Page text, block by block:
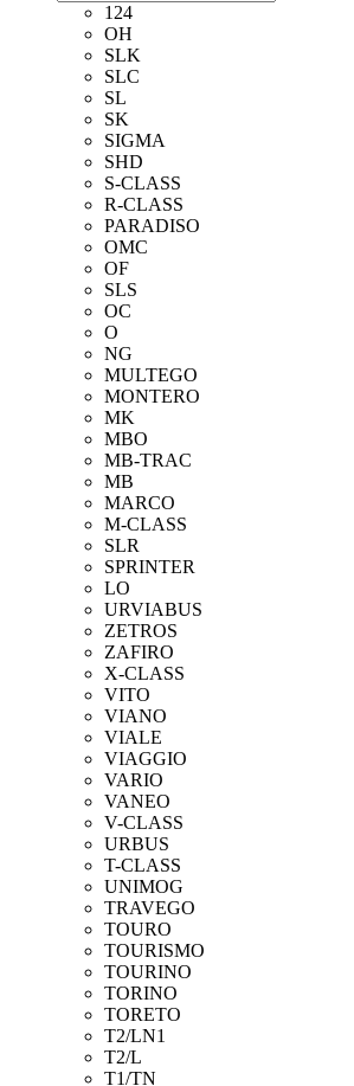
124
OH
SLK
SLC
SL
SK
SIGMA
SHD
S-CLASS
R-CLASS
PARADISO
OMC
OF
SLS
OC
O
NG
MULTEGO
MONTERO
MK
MBO
MB-TRAC
MB
MARCO
M-CLASS
SLR
SPRINTER
LO
URVIABUS
ZETROS
ZAFIRO
X-CLASS
VITO
VIANO
VIALE
VIAGGIO
VARIO
VANEO
V-CLASS
URBUS
T-CLASS
UNIMOG
TRAVEGO
TOURO
TOURISMO
TOURINO
TORINO
TORETO
T2/LN1
T2/L
T1/TN